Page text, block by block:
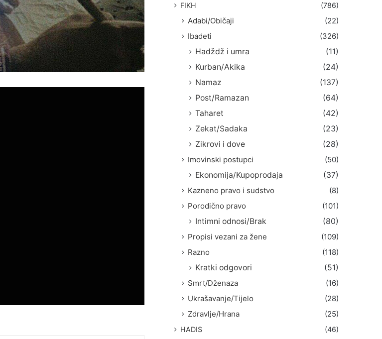
FIKH (786)
Adabi/Običaji
(22)
Ibadeti
(326)
Hadždž i umra
(11)
Kurban/Akika
(24)
Namaz
(137)
Post/Ramazan
(64)
Taharet
(42)
Zekat/Sadaka
(23)
Zikrovi i dove
(28)
Imovinski postupci
(50)
Ekonomija/Kupoprodaja
(37)
Kazneno pravo i sudstvo
(8)
Porodično pravo
(101)
Intimni odnosi/Brak
(80)
Propisi vezani za žene
(109)
Razno
(118)
Kratki odgovori
(51)
Smrt/Dženaza
(16)
Ukrašavanje/Tijelo
(28)
Zdravlje/Hrana
(25)
HADIS (46)